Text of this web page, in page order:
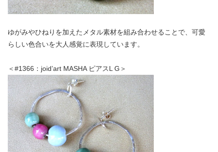
ゆがみやひねりを加えたメタル素材を組み合わせることで、可愛
らしい色合いを大人感覚に表現しています。
＜#1366：joid’art MASHA ピアスL G＞